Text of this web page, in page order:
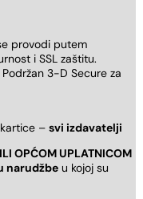
provodi putem
i SSL zaštitu.
3-D Secure za
– svi izdavatelji
OPĆOM UPLATNICOM
narudžbe u kojoj su